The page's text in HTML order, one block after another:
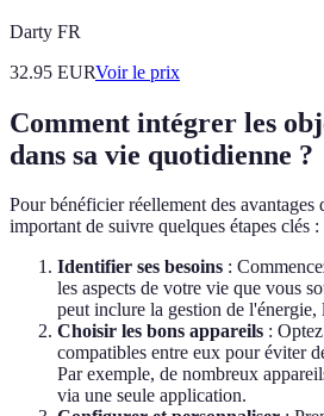
Darty FR
32.95 EURVoir le prix
Comment intégrer les
dans sa vie quotidienne ?
Pour bénéficier réellement des avantages
important de suivre quelques étapes clés :
Identifier ses besoins :
les aspects de votre vie que vous
peut inclure la gestion de
Choisir les bons appareils :
compatibles entre eux pour éviter
Par exemple, de nombreux
via une seule application.